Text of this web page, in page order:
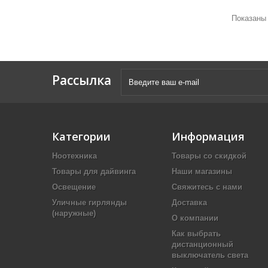
Рассылка
Категории
Ноотехника
Товары для дайвинга
Освещение
Уличные гирлянды
(наружные)
Информация
Товары со скидкой
Наши магазины
Свяжитесь с нами
Доставка
О компании
Как выбрать
дистанционный
выключатель света